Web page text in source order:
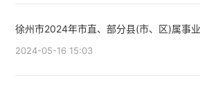
徐州市2024年市直、部分县(市、区)属事
2024-05-16 15:03